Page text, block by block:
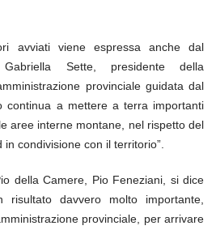
avviati viene espressa anche dal
Gabriella Sette, presidente della
provinciale guidata dal
continua a mettere a terra importanti
aree interne montane, nel rispetto del
condivisione con il territorio”.
della Camere, Pio Feneziani, si dice
risultato davvero molto importante,
provinciale, per arrivare